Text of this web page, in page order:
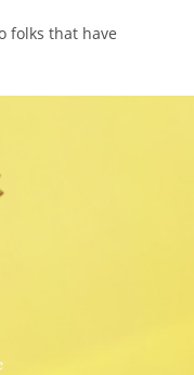
folks that have